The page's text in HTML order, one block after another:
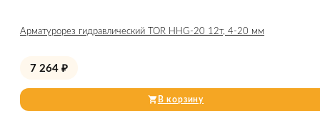
Арматурорез гидравлический TOR HHG-20 12т, 4-20 мм
7 264 ₽
В корзину